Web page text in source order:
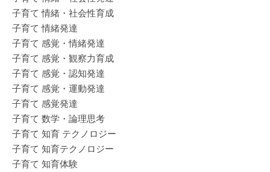
子育て 情緒・社会性育成
子育て 情緒発達
子育て 感覚・情緒発達
子育て 感覚・観察力育成
子育て 感覚・認知発達
子育て 感覚・運動発達
子育て 感覚発達
子育て 数学・論理思考
子育て 知育 テクノロジー
子育て 知育テクノロジー
子育て 知育体験